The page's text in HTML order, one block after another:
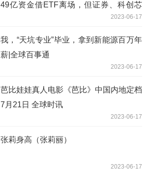
49亿资金借ETF离场，但证券、科创芯
2023-06-17
我，“天坑专业”毕业，拿到新能源百万年
薪|全球百事通
2023-06-17
芭比娃娃真人电影《芭比》中国内地定档
7月21日 全球时讯
2023-06-17
张莉身高（张莉丽）
2023-06-17